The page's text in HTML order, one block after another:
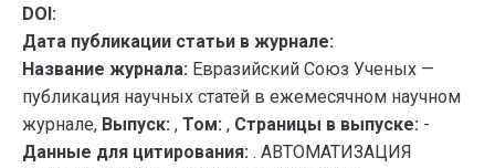
DOI:
Дата публикации статьи в журнале:
Название журнала: Евразийский Союз Ученых —
публикация научных статей в ежемесячном научном
журнале, Выпуск: , Том: , Страницы в выпуске: -
Данные для цитирования: . АВТОМАТИЗАЦИЯ